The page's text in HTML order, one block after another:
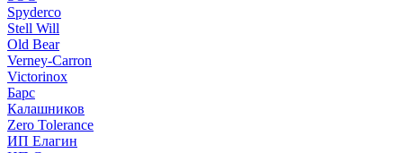
Spyderco
Stell Will
Old Bear
Verney-Carron
Victorinox
Барс
Калашников
Zero Tolerance
ИП Елагин